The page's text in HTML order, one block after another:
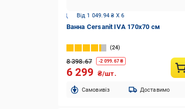
Від 1 049.94 ₴ X 6
Ванна Cersanit IVA 170х70 см
24
8 398.67 -2 099.67₴
6 299 ₴/шт.
Cамовивіз Доставимо